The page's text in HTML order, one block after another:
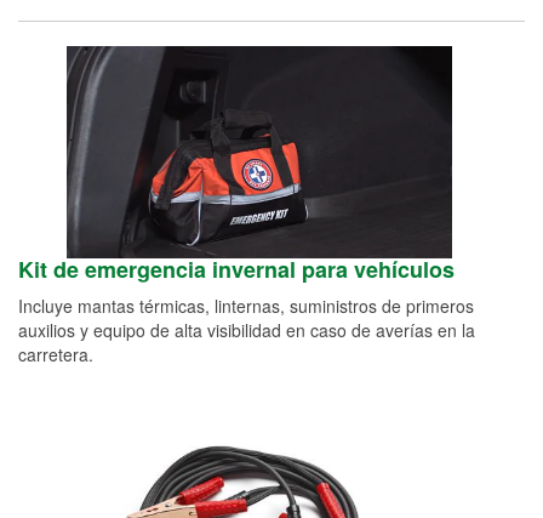
Kit de emergencia invernal para vehículos
Incluye mantas térmicas, linternas, suministros de primeros
auxilios y equipo de alta visibilidad en caso de averías en la
carretera.